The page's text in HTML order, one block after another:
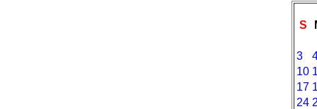
S
3
10
17
24